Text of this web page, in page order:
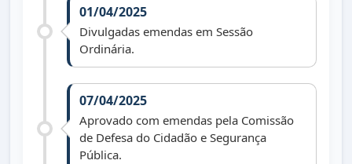
01/04/2025
Divulgadas emendas em Sessão
Ordinária.
07/04/2025
Aprovado com emendas pela Comissão
de Defesa do Cidadão e Segurança
Pública.